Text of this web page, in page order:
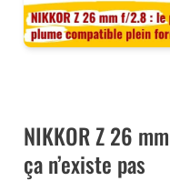
NIKKOR Z 26
ça n’existe pas